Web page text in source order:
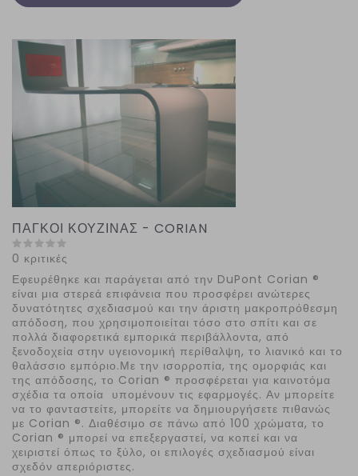
ΠΑΓΚΟΙ ΚΟΥΖΙΝΑΣ - CORIAN
0 κριτικές
Εφευρέθηκε και παράγεται από την DuPont Corian ®
είναι μια στερεά επιφάνεια που προσφέρει ανώτερες
δυνατότητες σχεδιασμού και την άριστη μακροπρόθεσμη
απόδοση, που χρησιμοποιείται τόσο στο σπίτι και σε
πολλά διαφορετικά εμπορικά περιβάλλοντα, από
ξενοδοχεία στην υγειονομική περίθαλψη, το λιανικό και το
θαλάσσιο εμπόριο.Με την ισορροπία, της ομορφιάς και
της απόδοσης, το Corian ® προσφέρεται για καινοτόμα
σχέδια τα οποία υπομένουν τις εφαρμογές. Αν μπορείτε
να το φανταστείτε, μπορείτε να δημιουργήσετε πιθανώς
με Corian ®. Διαθέσιμο σε πάνω από 100 χρώματα, το
Corian ® μπορεί να επεξεργαστεί, να κοπεί και να
χειριστεί όπως το ξύλο, οι επιλογές σχεδιασμού είναι
σχεδόν απεριόριστες.